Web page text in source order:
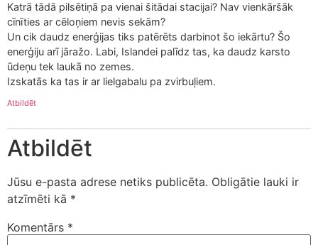
Katrā tādā pilsētiņā pa vienai šitādai stacijai? Nav vienkāršāk
cīnīties ar cēloņiem nevis sekām?
Un cik daudz enerģijas tiks patērēts darbinot šo iekārtu? Šo
enerģiju arī jāražo. Labi, Islandei palīdz tas, ka daudz karsto
ūdeņu tek laukā no zemes.
Izskatās ka tas ir ar lielgabalu pa zvirbuļiem.
Atbildēt
Atbildēt
Jūsu e-pasta adrese netiks publicēta. Obligātie lauki ir
atzīmēti kā *
Komentārs *